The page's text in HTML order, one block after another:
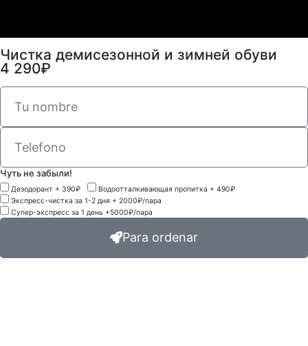
Чистка демисезонной и зимней обуви
4 290₽
Чуть не забыли!
Дезодорант + 390₽
Водоотталкивающая пропитка + 490₽
Экспресс-чистка за 1-2 дня + 2000₽/пара
Супер-экспресс за 1 день +5000₽/пара
Para ordenar